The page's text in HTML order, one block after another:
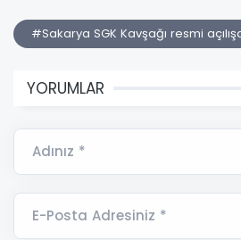
#Sakarya SGK Kavşağı resmi
YORUMLAR
Adınız *
E-Posta Adresiniz *